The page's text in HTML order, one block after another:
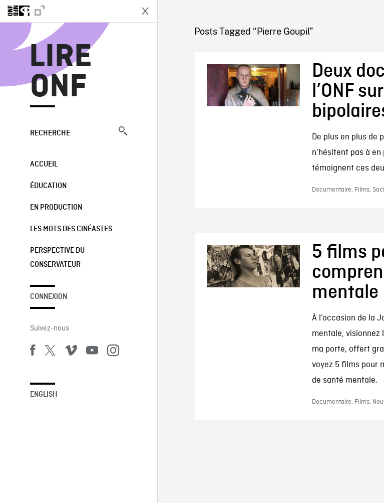
LIRE
ONF
RECHERCHE
ACCUEIL
ÉDUCATION
EN PRODUCTION
LES MOTS DES CINÉASTES
PERSPECTIVE DU
CONSERVATEUR
CONNEXION
Suivez-nous
ENGLISH
LIRE ONF
Posts Tagged “Pierre Goupil”
Deux
l’ONF
De plus en plus de
n’hésitent pas à
témoignent ces
Documentaire, Films,
5 films
mentale
À l’occasion de la
mentale,
ma porte, offert
voyez 5 films pour
de santé mentale.
Documentaire, Films,